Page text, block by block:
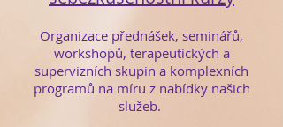
Organizace přednášek, seminářů,
workshopů, terapeutických a
supervizních skupin a komplexních
programů na míru z nabídky našich
služeb.